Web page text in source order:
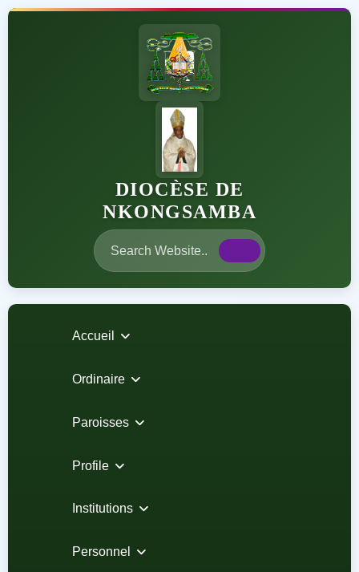
DIOCÈSE DE
NKONGSAMBA
Accueil
Ordinaire
Paroisses
Profile
Institutions
Personnel